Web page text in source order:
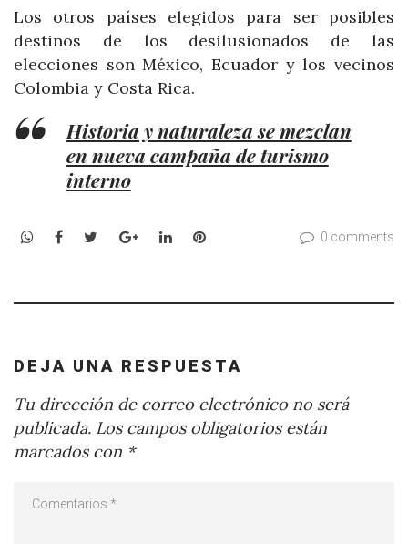
Los otros países elegidos para ser posibles
destinos de los desilusionados de las
elecciones son México, Ecuador y los vecinos
Colombia y Costa Rica.
Historia y naturaleza se mezclan
en nueva campaña de turismo
interno
WhatsApp
Facebook
TwitterGoogle+LinkedInPinterest 0 comments
DEJA UNA RESPUESTA
Tu dirección de correo electrónico no será
publicada. Los campos obligatorios están
marcados con *